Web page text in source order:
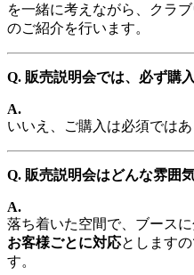
を一緒に考えながら、クラ
のご紹介を行います。
Q. 販売説明会では、必ず購
A.
いいえ、ご購入は必須ではあ
Q. 販売説明会はどんな雰囲
A.
落ち着いた空間で、ブース
お客様ごとに対応とします
す。